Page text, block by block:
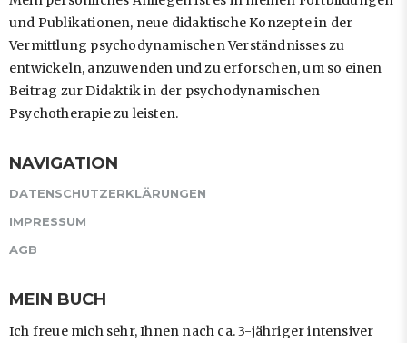
und Publikationen, neue didaktische Konzepte in der
Vermittlung psychodynamischen Verständnisses zu
entwickeln, anzuwenden und zu erforschen, um so einen
Beitrag zur Didaktik in der psychodynamischen
Psychotherapie zu leisten.
NAVIGATION
DATENSCHUTZERKLÄRUNGEN
IMPRESSUM
AGB
MEIN BUCH
Ich freue mich sehr, Ihnen nach ca. 3-jähriger intensiver